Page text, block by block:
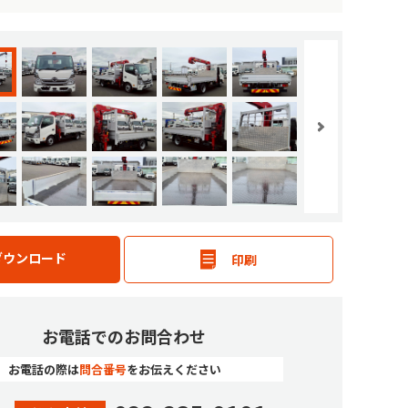
ンロード 印刷
お電話でのお問合わせ
お電話の際は問合番号をお伝えください